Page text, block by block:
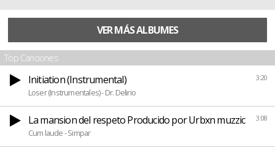
VER MÁS ALBUMES
Top Canciones
3:20
Initiation (Instrumental)
Loser (Instrumentales) - Dr. Delirio
3:08
La mansion del respeto Producido por Urbxn muzzic
Cum laude - Simpar